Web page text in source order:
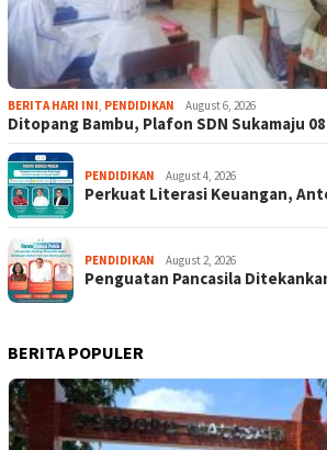
BERITA HARI INI, PENDIDIKAN August 6, 2026
Ditopang Bambu, Plafon SDN Sukamaju
PENDIDIKAN August 4, 2026
Perkuat Literasi Keuangan,
PENDIDIKAN August 2, 2026
Penguatan Pancasila
BERITA POPULER